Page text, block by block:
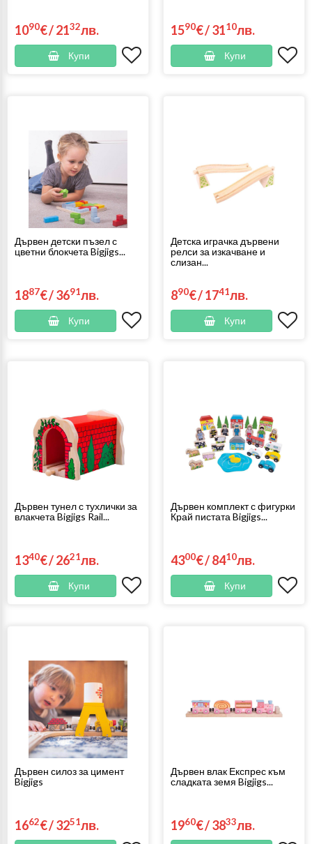
1090€/2132лв.
Купи
1590€/3110лв.
Купи
Дървен детски пъзел с
цветни блокчета Bigjigs...
1887€/3691лв.
Купи
Детска играчка дървени
релси за изкачване и
слизан...
890€/1741лв.
Купи
Дървен тунел с тухлички за
влакчета Bigjigs Rail...
1340€/2621лв.
Купи
Дървен комплект с фигурки
Край пистата Bigjigs...
4300€/8410лв.
Купи
Дървен силоз за цимент
Bigjigs
1662€/3251лв.
Дървен влак Експрес към
сладката земя Bigjigs...
1960€/3833лв.